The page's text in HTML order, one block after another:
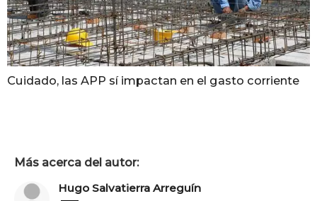
Cuidado, las APP sí impactan en el gasto corriente
Más acerca del autor:
Hugo Salvatierra Arreguín